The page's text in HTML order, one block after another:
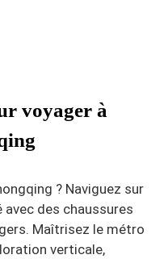
voyager à
? Naviguez sur
des chaussures
Maîtrisez le métro
verticale,